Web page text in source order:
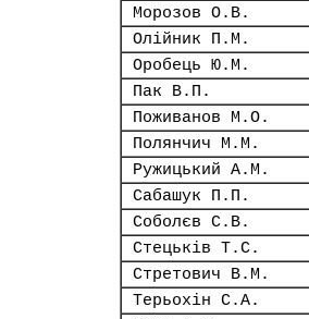
Морозов О.В.
Олійник П.М.
Оробець Ю.М.
Пак В.П.
Поживанов М.О.
Полянчич М.М.
Ружицький А.М.
Сабашук П.П.
Соболєв С.В.
Стецьків Т.С.
Стретович В.М.
Терьохін С.А.